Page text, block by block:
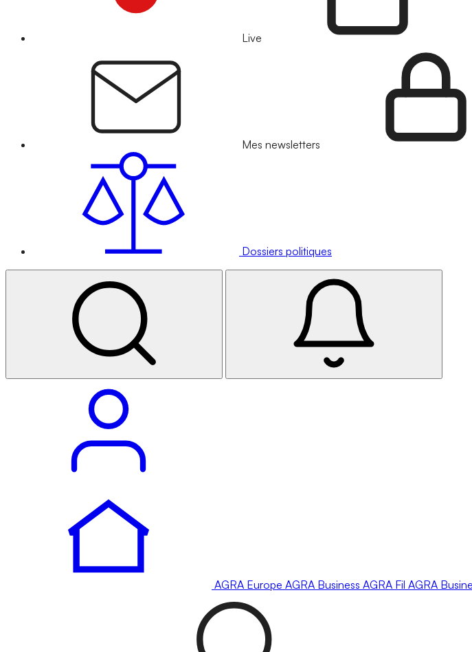
Live
Mes newsletters
Dossiers politiques
AGRA Europe AGRA Business AGRA Fil AGRA